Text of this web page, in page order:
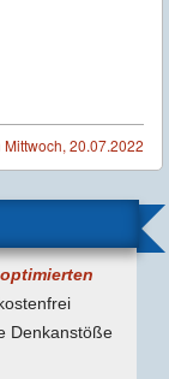
Mittwoch, 20.07.2022
Denk­anstöße